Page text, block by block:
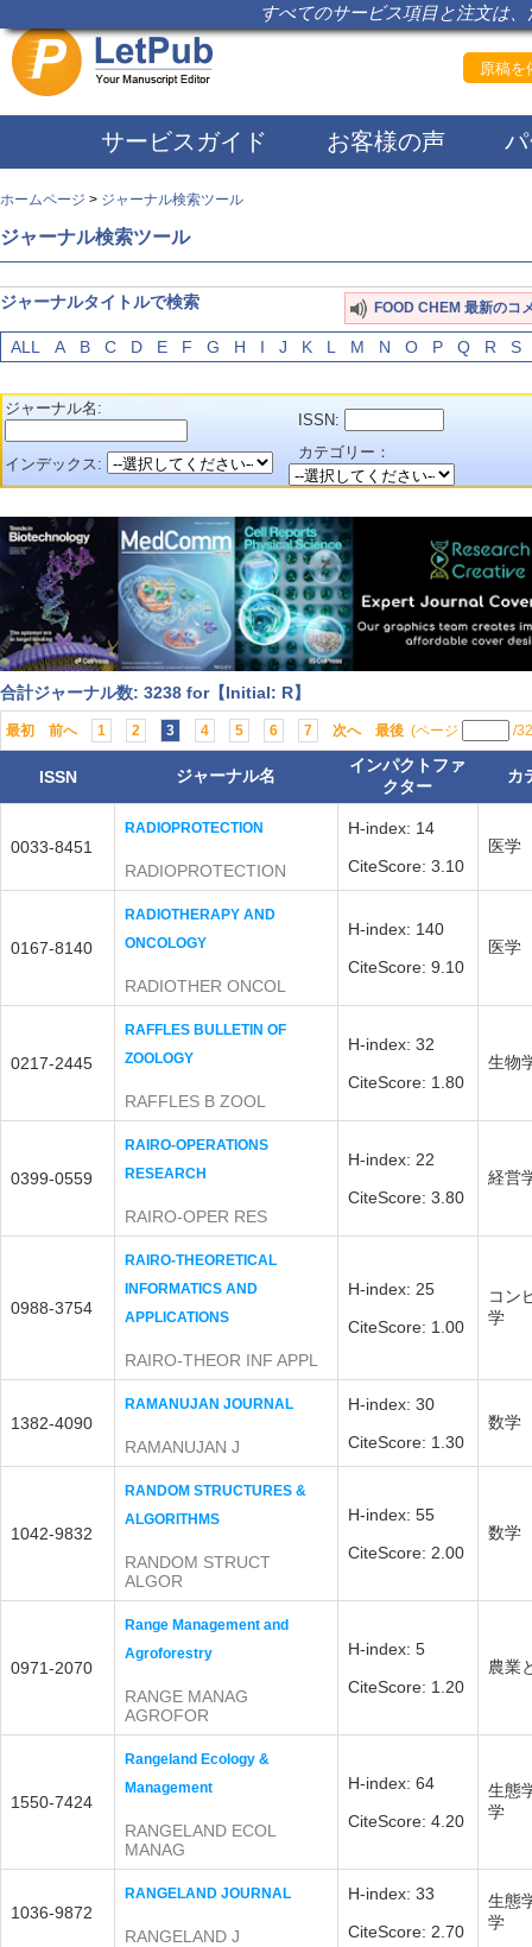
すべてのサービス項目と注文は
原稿を
サービスガイド お客様の声
ホームページ > ジャーナル検索ツール
ジャーナル検索ツール
ジャーナルタイトルで検索 FOOD CHEM 最新のコ
ALL A B C D E F G H I J K L M N O P Q R S
ジャーナル名:
ISSN:
インデックス:
カテゴリー：
合計ジャーナル数: 3238 for【Initial: R】
最初 前へ 1 2 3 4 5 6 7 次へ 最後 (ページ /
ISSN ジャーナル名
インパクトファ
クター
カ
0033-8451
RADIOPROTECTION
RADIOPROTECTION
H-index: 14
CiteScore: 3.10
医学
0167-8140
RADIOTHERAPY AND
ONCOLOGY
RADIOTHER ONCOL
H-index: 140
CiteScore: 9.10
医学
0217-2445
RAFFLES BULLETIN OF
ZOOLOGY
RAFFLES B ZOOL
H-index: 32
CiteScore: 1.80
生物
0399-0559
RAIRO-OPERATIONS
RESEARCH
RAIRO-OPER RES
H-index: 22
CiteScore: 3.80
経営
0988-3754
RAIRO-THEORETICAL
INFORMATICS AND
APPLICATIONS
RAIRO-THEOR INF APPL
H-index: 25
CiteScore: 1.00
コン
学
1382-4090
RAMANUJAN JOURNAL
RAMANUJAN J
H-index: 30
CiteScore: 1.30
数学
1042-9832
RANDOM STRUCTURES &
ALGORITHMS
RANDOM STRUCT
ALGOR
H-index: 55
CiteScore: 2.00
数学
0971-2070
Range Management and
Agroforestry
RANGE MANAG
AGROFOR
H-index: 5
CiteScore: 1.20
農業
1550-7424
Rangeland Ecology &
Management
RANGELAND ECOL
MANAG
H-index: 64
CiteScore: 4.20
生態
学
1036-9872
RANGELAND JOURNAL
RANGELAND J
H-index: 33
CiteScore: 2.70
生態
学